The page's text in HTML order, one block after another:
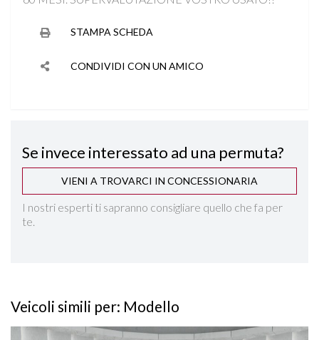
FENDINEBBIA
INTERNI IN MISTO PELLE
ISOFIX
NAVIGAZIONE
STAMPA SCHEDA
CONDIVIDI CON UN AMICO
Se invece interessato ad una permuta?
VIENI A TROVARCI IN CONCESSIONARIA
I nostri esperti ti sapranno consigliare quello che fa per
te.
Veicoli simili per: Modello
Vedi dettagli